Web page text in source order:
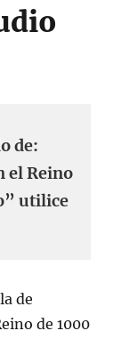
de:
el Reino
utilice
de
de 1000